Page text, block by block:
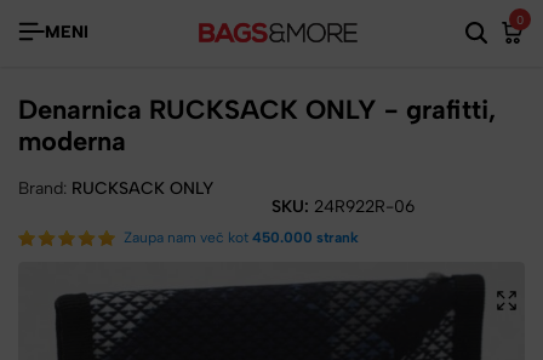
MENI
0
Denarnica RUCKSACK ONLY - grafitti,
moderna
Brand: RUCKSACK ONLY
SKU: 24R922R-06
Zaupa nam več kot 450.000 strank